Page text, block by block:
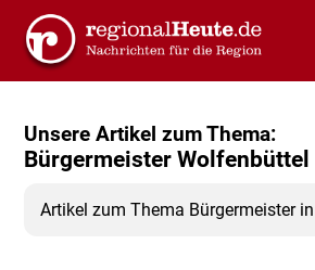
Unsere Artikel zum Thema:
Bürgermeister Wolfenbüttel
Artikel zum Thema Bürgermeister